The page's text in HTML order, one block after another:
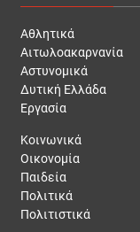
Αθλητικά
Αιτωλοακαρνανία
Αστυνομικά
Δυτική Ελλάδα
Εργασία
Κοινωνικά
Οικονομία
Παιδεία
Πολιτικά
Πολιτιστικά